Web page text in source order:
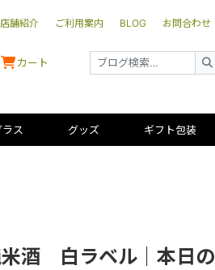
店舗紹介 ご利用案内 BLOG お問合わせ
カート
ス グッズ ギフト包装
米酒 白ラベル｜本日の